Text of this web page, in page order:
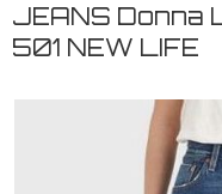
JEANS Donna
501 NEW LIFE